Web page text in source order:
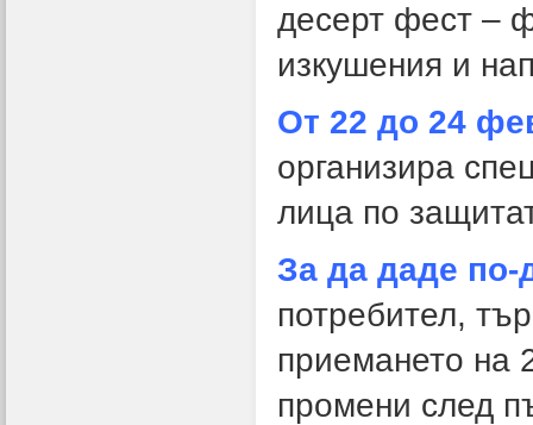
десерт фест –
изкушения и
От 22 до 24
организира
лица по
За да даде
потребител,
приемането на
промени след